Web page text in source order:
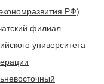
РФ)
филиал
университета